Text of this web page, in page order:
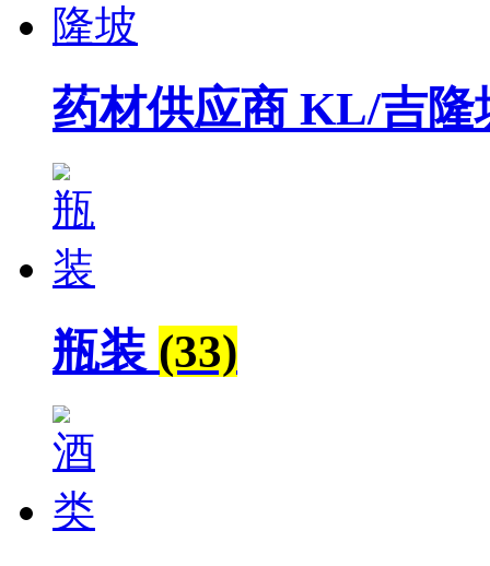
药材供应商 KL/吉
瓶装 (33)